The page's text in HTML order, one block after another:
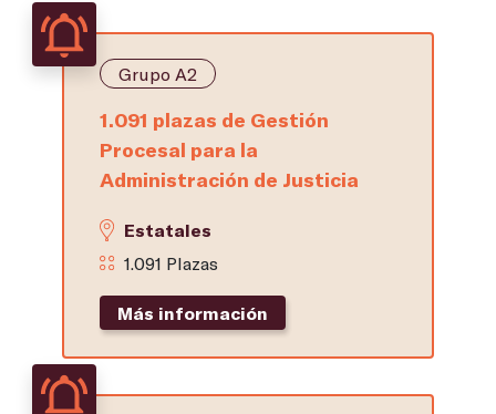
Grupo A2
1.091 plazas de Gestión
Procesal para la
Administración de Justicia
Estatales
1.091 Plazas
Más información